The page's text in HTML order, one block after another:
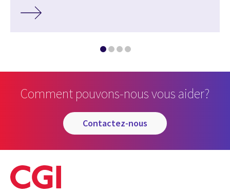
Comment pouvons-nous vous aider?
contactez-nous